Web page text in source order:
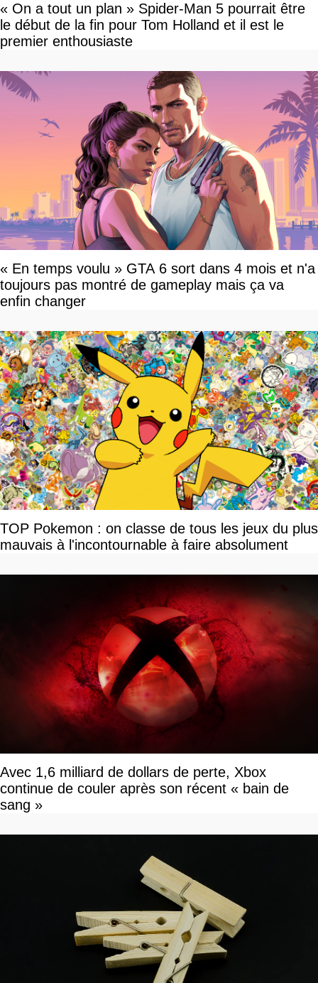
« On a tout un plan » Spider-Man 5 pourrait être
le début de la fin pour Tom Holland et il est le
premier enthousiaste
« En temps voulu » GTA 6 sort dans 4 mois et n'a
toujours pas montré de gameplay mais ça va
enfin changer
TOP Pokemon : on classe de tous les jeux du plus
mauvais à l'incontournable à faire absolument
Avec 1,6 milliard de dollars de perte, Xbox
continue de couler après son récent « bain de
sang »